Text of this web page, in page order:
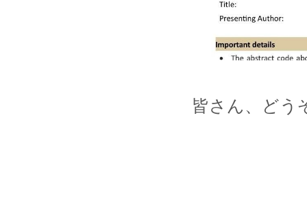
皆さん、どう